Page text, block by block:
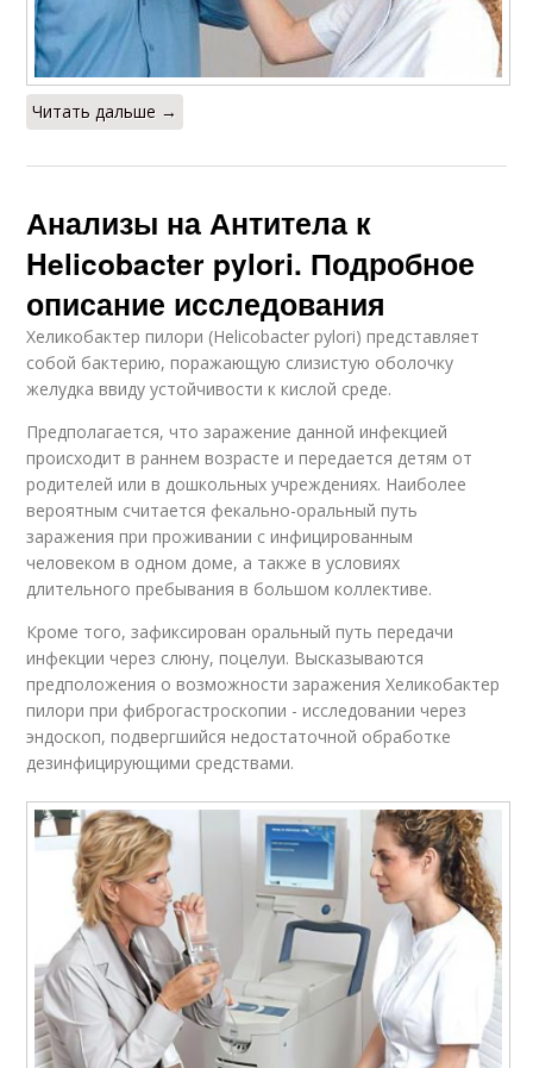
Читать дальше →
Анализы на Антитела к
Helicobacter pylori. Подробное
описание исследования
Хеликобактер пилори (Helicobacter pylori) представляет
собой бактерию, поражающую слизистую оболочку
желудка ввиду устойчивости к кислой среде.
Предполагается, что заражение данной инфекцией
происходит в раннем возрасте и передается детям от
родителей или в дошкольных учреждениях. Наиболее
вероятным считается фекально-оральный путь
заражения при проживании с инфицированным
человеком в одном доме, а также в условиях
длительного пребывания в большом коллективе.
Кроме того, зафиксирован оральный путь передачи
инфекции через слюну, поцелуи. Высказываются
предположения о возможности заражения Хеликобактер
пилори при фиброгастроскопии - исследовании через
эндоскоп, подвергшийся недостаточной обработке
дезинфицирующими средствами.